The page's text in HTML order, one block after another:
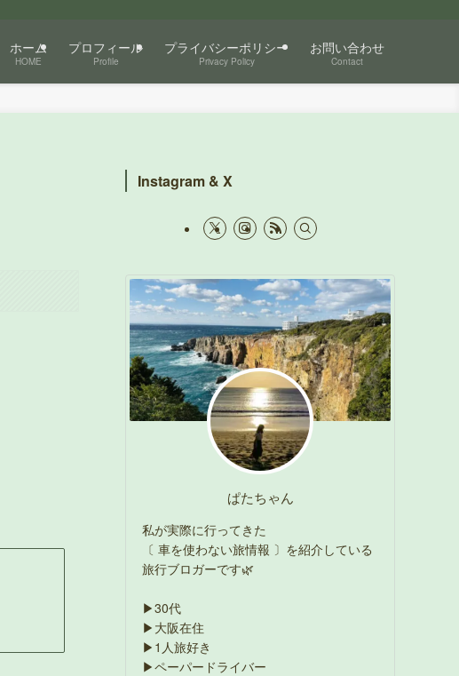
ホーム
HOME
プロフィール
Profile
プライバシーポリシー
Privacy Policy
お問い合わせ
Contact
Instagram & X
ぱたちゃん
私が実際に行ってきた
〔 車を使わない旅情報 〕を紹介している
旅行ブロガーです🌿
▶30代
▶大阪在住
▶1人旅好き
▶ペーパードライバー